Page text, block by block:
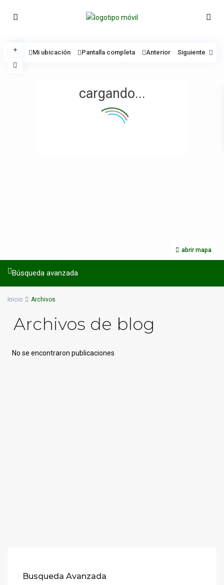
cargando...
abrir mapa
Ver Mi ubicación Pantalla completa Anterior Siguiente
Búsqueda avanzada
Inicio Archivos
Archivos de blog
No se encontraron publicaciones
Busqueda Avanzada